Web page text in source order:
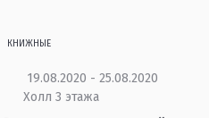
КНИЖНЫЕ
19.08.2020 - 25.08.2020
Холл 3 этажа